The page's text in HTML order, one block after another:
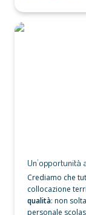
Un’opportunità
Crediamo che
collocazione
qualità: non